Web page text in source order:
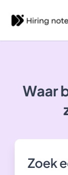
Waar
Zoek